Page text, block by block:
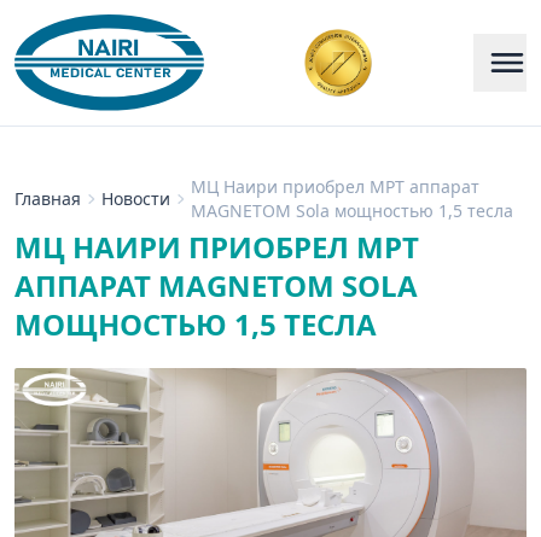
Главная Новости
МЦ Наири приобрел МРТ аппарат
MAGNETOM Sola мощностью 1,5 тесла
МЦ НАИРИ ПРИОБРЕЛ МРТ
АППАРАТ MAGNETOM SOLA
МОЩНОСТЬЮ 1,5 ТЕСЛА